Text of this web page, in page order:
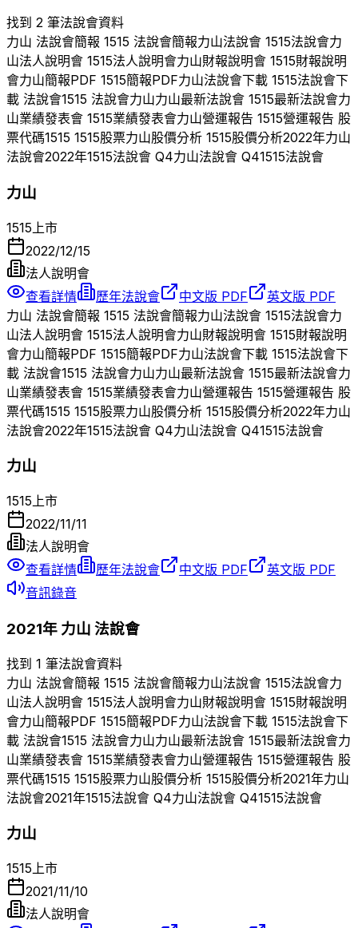
找到 2 筆法說會資料
力山 法說會簡報 1515 法說會簡報力山法說會 1515法說會力
山法人說明會 1515法人說明會力山財報說明會 1515財報說明
會力山簡報PDF 1515簡報PDF力山法說會下載 1515法說會下
載 法說會1515 法說會力山力山最新法說會 1515最新法說會力
山業績發表會 1515業績發表會力山營運報告 1515營運報告 股
票代碼1515 1515股票力山股價分析 1515股價分析2022年力山
法說會2022年1515法說會 Q4力山法說會 Q41515法說會
力山
1515 上市
2022/12/15
法人說明會
查看詳情
歷年法說會 中文版 PDF
英文版 PDF
力山 法說會簡報 1515 法說會簡報力山法說會 1515法說會力
山法人說明會 1515法人說明會力山財報說明會 1515財報說明
會力山簡報PDF 1515簡報PDF力山法說會下載 1515法說會下
載 法說會1515 法說會力山力山最新法說會 1515最新法說會力
山業績發表會 1515業績發表會力山營運報告 1515營運報告 股
票代碼1515 1515股票力山股價分析 1515股價分析2022年力山
法說會2022年1515法說會 Q4力山法說會 Q41515法說會
力山
1515上市
2022/11/11
法人說明會
查看詳情
歷年法說會 中文版 PDF
英文版 PDF
音訊錄音
2021年 力山 法說會
找到 1 筆法說會資料
力山 法說會簡報 1515 法說會簡報力山法說會 1515法說會力
山法人說明會 1515法人說明會力山財報說明會 1515財報說明
會力山簡報PDF 1515簡報PDF力山法說會下載 1515法說會下
載 法說會1515 法說會力山力山最新法說會 1515最新法說會力
山業績發表會 1515業績發表會力山營運報告 1515營運報告 股
票代碼1515 1515股票力山股價分析 1515股價分析2021年力山
法說會2021年1515法說會 Q4力山法說會 Q41515法說會
力山
1515上市
2021/11/10
法人說明會